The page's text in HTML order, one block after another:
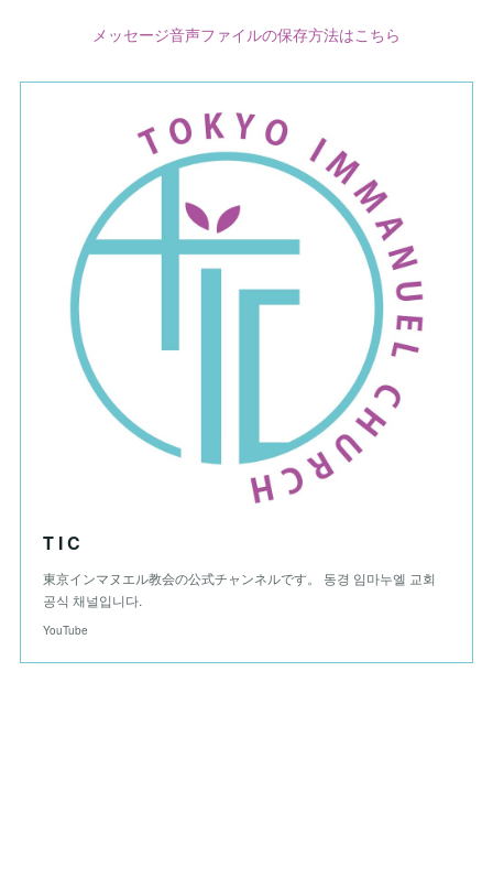
メッセージ音声ファイルの保存方法はこちら
T I C
東京インマヌエル教会の公式チャンネルです。 동경 임마누엘 교회
공식 채널입니다.
YouTube